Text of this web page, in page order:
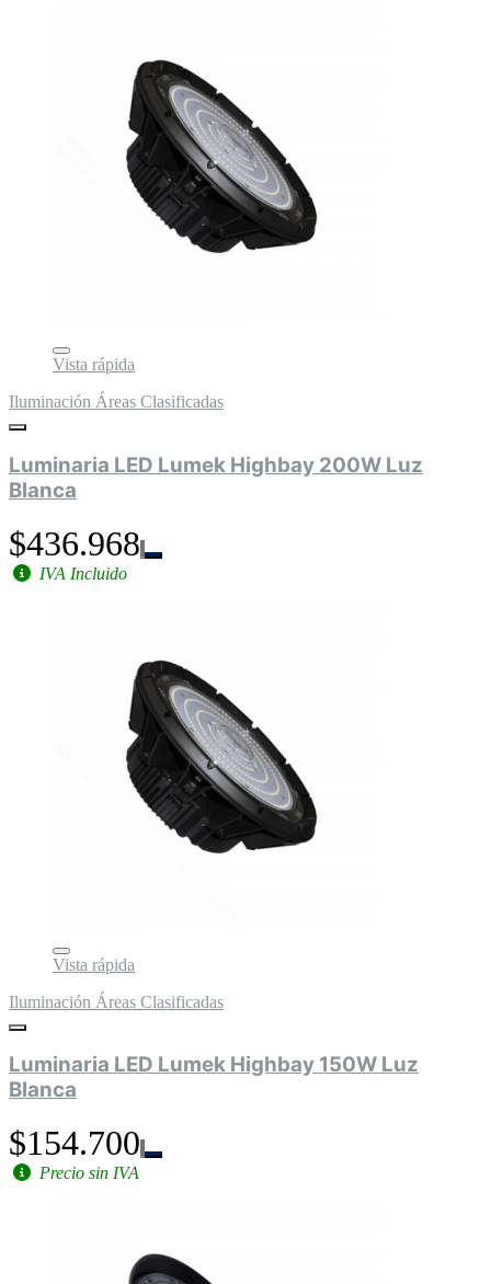
Vista rápida
Iluminación Áreas Clasificadas
Luminaria LED Lumek Highbay 200W Luz
Blanca
$436.968
IVA Incluido
Vista rápida
Iluminación Áreas Clasificadas
Luminaria LED Lumek Highbay 150W Luz
Blanca
$154.700
Precio sin IVA